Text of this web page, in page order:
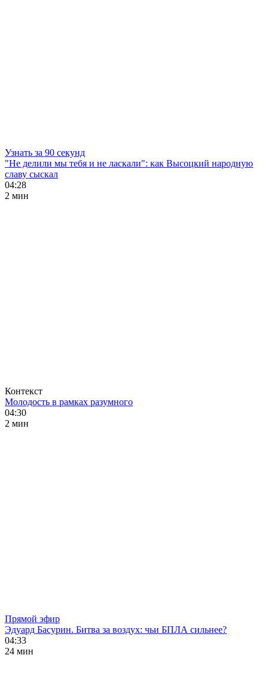
Узнать за 90 секунд
"Не делили мы тебя и не ласкали": как Высоцкий народную
славу сыскал
04:28
2 мин
Контекст
Молодость в рамках разумного
04:30
2 мин
Прямой эфир
Эдуард Басурин. Битва за воздух: чьи БПЛА сильнее?
04:33
24 мин